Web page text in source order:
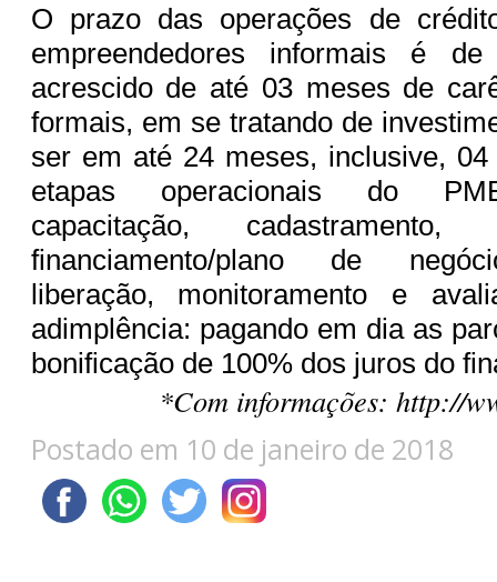
O prazo das operações de
empreendedores informais é
acrescido de até 03 meses de
formais, em se tratando de
ser em até 24 meses, inclusive,
etapas operacionais do
capacitação,
financiamento/plano de
liberação, monitoramento e
adimplência: pagando em dia as
bonificação de 100% dos juros do
*Com informações: http://
Postado em 10 de janeiro de 2018